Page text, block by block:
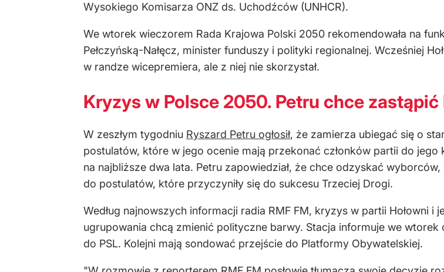
Wysokiego Komisarza ONZ ds. Uchodźców (UNHCR).
We wtorek wieczorem Rada Krajowa Polski 2050 rekomendowała na
Pełczyńską-Nałęcz, minister funduszy i polityki regionalnej. Wcześniej
w randze wicepremiera, ale z niej nie skorzystał.
Kryzys w Polsce 2050. Petru chce
W zeszłym tygodniu Ryszard Petru ogłosił, że zamierza ubiegać się o
postulatów, które w jego ocenie mają przekonać członków partii do
na najbliższe dwa lata. Petru zapowiedział, że chce odzyskać
do postulatów, które przyczyniły się do sukcesu Trzeciej Drogi.
Według najnowszych informacji radia RMF FM, kryzys w partii Hołowni i
ugrupowania chcą zmienić polityczne barwy. Stacja informuje we
do PSL. Kolejni mają sondować przejście do Platformy Obywatelskiej.